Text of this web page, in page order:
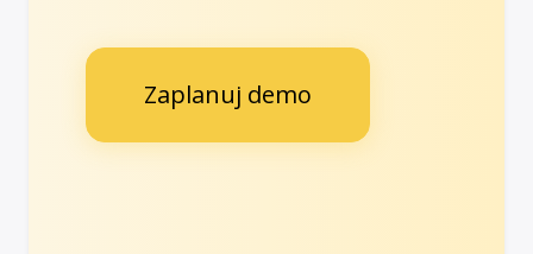
Zaplanuj demo